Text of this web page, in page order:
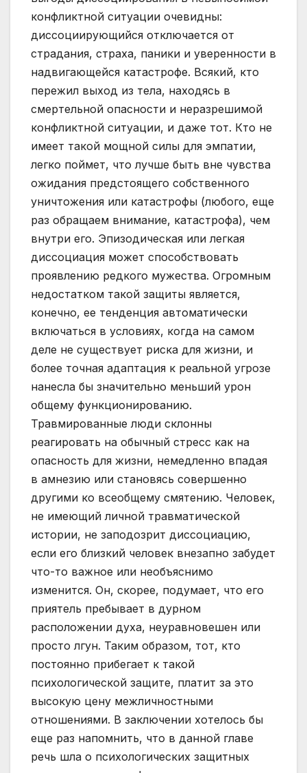
конфликтной ситуации очевидны:
диссоциирующийся отключается от
страдания, страха, паники и уверенности в
надвигающейся катастрофе. Всякий, кто
пережил выход из тела, находясь в
смертельной опасности и неразрешимой
конфликтной ситуации, и даже тот. Кто не
имеет такой мощной силы для эмпатии,
легко поймет, что лучше быть вне чувства
ожидания предстоящего собственного
уничтожения или катастрофы (любого, еще
раз обращаем внимание, катастрофа), чем
внутри его. Эпизодическая или легкая
диссоциация может способствовать
проявлению редкого мужества. Огромным
недостатком такой защиты является,
конечно, ее тенденция автоматически
включаться в условиях, когда на самом
деле не существует риска для жизни, и
более точная адаптация к реальной угрозе
нанесла бы значительно меньший урон
общему функционированию.
Травмированные люди склонны
реагировать на обычный стресс как на
опасность для жизни, немедленно впадая
в амнезию или становясь совершенно
другими ко всеобщему смятению. Человек,
не имеющий личной травматической
истории, не заподозрит диссоциацию,
если его близкий человек внезапно забудет
что-то важное или необъяснимо
изменится. Он, скорее, подумает, что его
приятель пребывает в дурном
расположении духа, неуравновешен или
просто лгун. Таким образом, тот, кто
постоянно прибегает к такой
психологической защите, платит за это
высокую цену межличностными
отношениями. В заключении хотелось бы
еще раз напомнить, что в данной главе
речь шла о психологических защитных